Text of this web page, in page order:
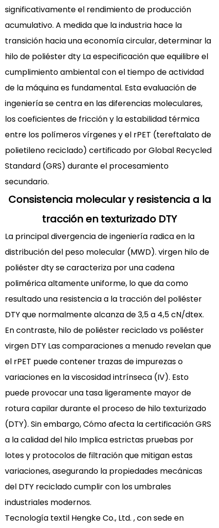
y
resistencia
la
tracción
en
texturizado
DTY
2
Coeficientes
de
fricción
y
tiempo
actividad
máquina
en
tejido
de
alta
velocidad
2.1
¿Por
qué
rPET
DTY
requiere
configuraciones
específicas
de
la
máquina?
3
Rendimiento
teñido
y
significativamente el rendimiento de producción
acumulativo. A medida que la industria hace la
transición hacia una economía circular, determinar la
hilo de poliéster dty La especificación que equilibre el
cumplimiento ambiental con el tiempo de actividad
de la máquina es fundamental. Esta evaluación de
ingeniería se centra en las diferencias moleculares,
los coeficientes de fricción y la estabilidad térmica
entre los polímeros vírgenes y el rPET (tereftalato de
polietileno reciclado) certificado por Global Recycled
Standard (GRS) durante el procesamiento
secundario.
Consistencia molecular y resistencia a la
tracción en texturizado DTY
La principal divergencia de ingeniería radica en la
distribución del peso molecular (MWD). virgen hilo de
poliéster dtyse caracteriza por una cadena
polimérica altamente uniforme, lo que da como
resultado una resistencia a la tracción del poliéster
DTYque normalmente alcanza de 3,5 a 4,5 cN/dtex.
En contraste, hilo de poliéster reciclado vs poliéster
virgen DTY Las comparaciones a menudo revelan que
el rPET puede contener trazas de impurezas o
variaciones en la viscosidad intrínseca (IV). Esto
puede provocar una tasa ligeramente mayor de
rotura capilar durante el proceso de hilo texturizado
(DTY). Sin embargo,Cómo afecta la certificación GRS
a la calidad del hilo Implica estrictas pruebas por
lotes y protocolos de filtración que mitigan estas
variaciones, asegurando la propiedades mecánicas
del DTY recicladocumplir con los umbrales
industriales modernos.
Tecnología textil Hengke Co., Ltd. , con sede en